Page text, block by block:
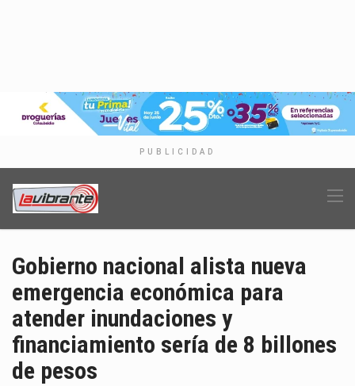
PUBLICIDAD
Gobierno nacional alista nueva
emergencia económica para
atender inundaciones y
financiamiento sería de 8 billones
de pesos